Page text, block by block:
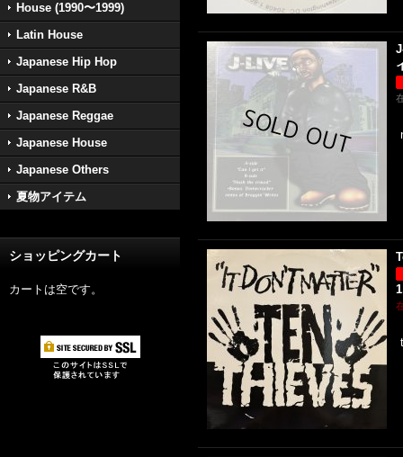
House (1990〜1999)
Latin House
Japanese Hip Hop
Japanese R&B
Japanese Reggae
Japanese House
Japanese Others
夏物アイテム
ショッピングカート
カートは空です。